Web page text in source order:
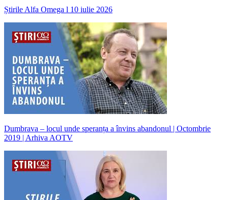
Știrile Alfa Omega l 10 iulie 2026
Dumbrava – locul unde speranța a învins abandonul | Octombrie
2019 | Arhiva AOTV